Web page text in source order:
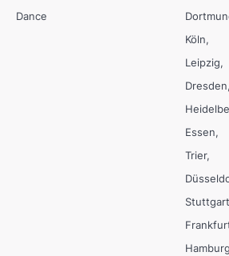
Dance
Köln
Leipzig
Dresden
Essen
Trier
Stuttgart
Hamburg